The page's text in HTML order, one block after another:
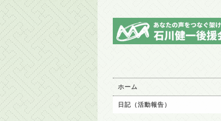
ホーム
日記（活動報告）